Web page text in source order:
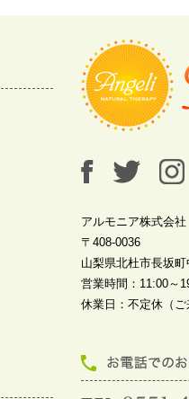
アルモニア株式会社
〒408-0036
山梨県北杜市長坂
営業時間：11:00～
休業日：不定休（ご